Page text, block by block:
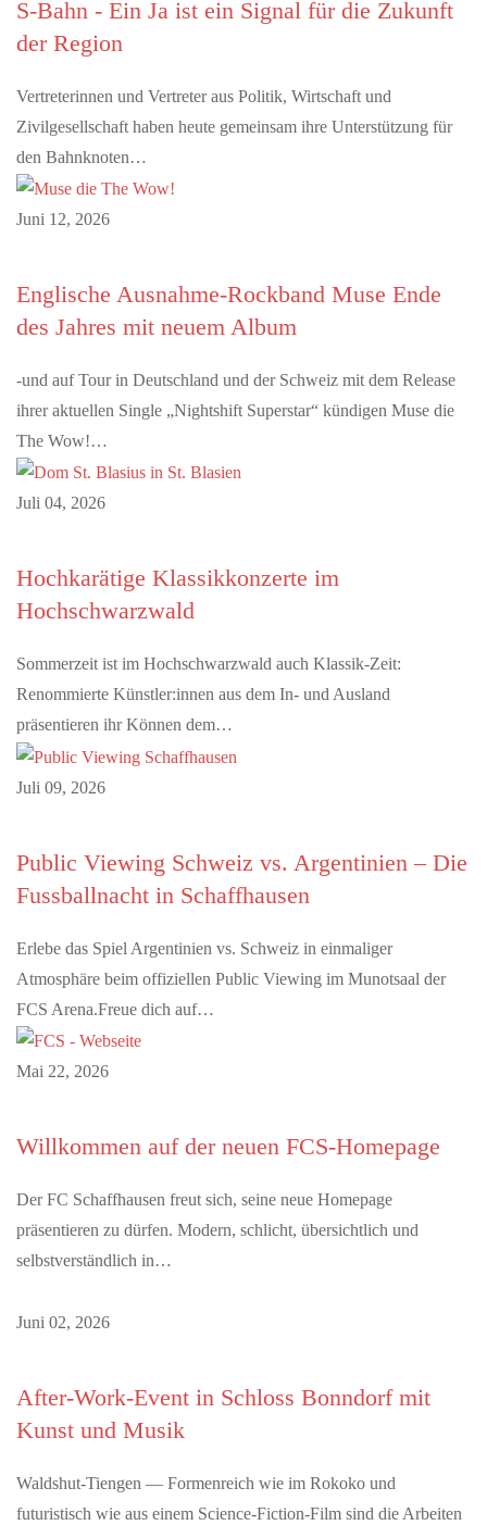
S-Bahn - Ein Ja ist ein Signal für die Zukunft
der Region
Vertreterinnen und Vertreter aus Politik, Wirtschaft und
Zivilgesellschaft haben heute gemeinsam ihre Unterstützung für
den Bahnknoten…
Juni 12, 2026
Englische Ausnahme-Rockband Muse Ende
des Jahres mit neuem Album
-und auf Tour in Deutschland und der Schweiz mit dem Release
ihrer aktuellen Single „Nightshift Superstar“ kündigen Muse die
The Wow!…
Juli 04, 2026
Hochkarätige Klassikkonzerte im
Hochschwarzwald
Sommerzeit ist im Hochschwarzwald auch Klassik-Zeit:
Renommierte Künstler:innen aus dem In- und Ausland
präsentieren ihr Können dem…
Juli 09, 2026
Public Viewing Schweiz vs. Argentinien – Die
Fussballnacht in Schaffhausen
Erlebe das Spiel Argentinien vs. Schweiz in einmaliger
Atmosphäre beim offiziellen Public Viewing im Munotsaal der
FCS Arena.Freue dich auf…
Mai 22, 2026
Willkommen auf der neuen FCS-Homepage
Der FC Schaffhausen freut sich, seine neue Homepage
präsentieren zu dürfen. Modern, schlicht, übersichtlich und
selbstverständlich in…
Juni 02, 2026
After-Work-Event in Schloss Bonndorf mit
Kunst und Musik
Waldshut-Tiengen — Formenreich wie im Rokoko und
futuristisch wie aus einem Science-Fiction-Film sind die Arbeiten